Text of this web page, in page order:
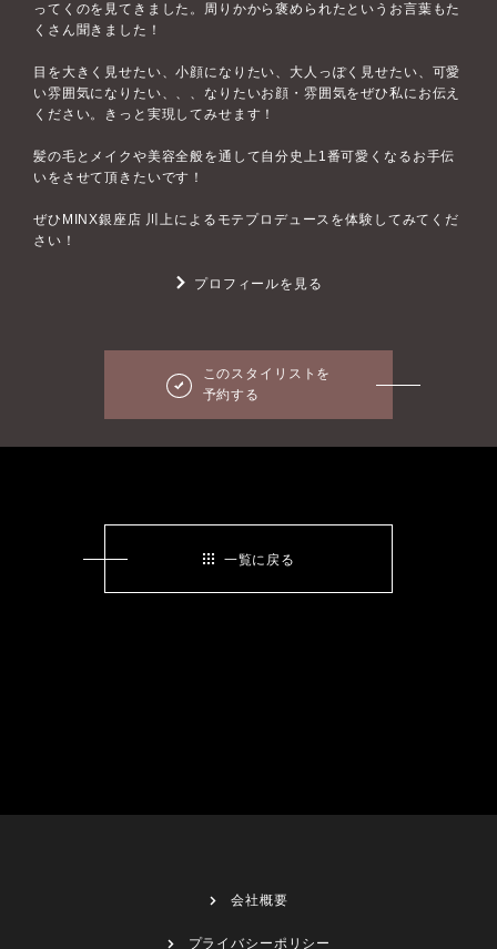
ってくのを見てきました。周りかから褒められたというお言葉もた
くさん聞きました！
目を大きく見せたい、小顔になりたい、大人っぽく見せたい、可愛
い雰囲気になりたい、、、なりたいお顔・雰囲気をぜひ私にお伝え
ください。きっと実現してみせます！
髪の毛とメイクや美容全般を通して自分史上1番可愛くなるお手伝
いをさせて頂きたいです！
ぜひMINX銀座店 川上によるモテプロデュースを体験してみてくだ
さい！
プロフィールを見る
このスタイリストを
予約する
一覧に戻る
会社概要
プライバシーポリシー